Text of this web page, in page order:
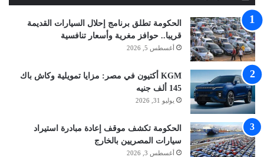
الحكومة تطلق برنامج إحلال السيارات القديمة
قريبا.. حوافز مغرية وأسعار تنافسية
أغسطس 5, 2026
KGM أكتيون في مصر: مزايا تمويلية وكاش باك
145 ألف جنيه
يوليو 31, 2026
الحكومة تكشف موقف إعادة مبادرة استيراد
سيارات المصريين بالخارج
أغسطس 3, 2026